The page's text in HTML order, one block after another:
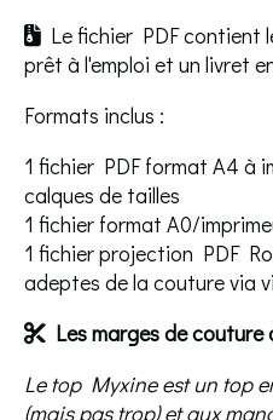
 Le fichier PDF contient
prêt à l'emploi et un livret
Formats inclus :
1 fichier PDF format A4 à
calques de tailles
1 fichier format A0/
1 fichier projection PDF
adeptes de la couture via
 Les marges de couture
Le top Myxine est un top
(mais pas trop) et aux